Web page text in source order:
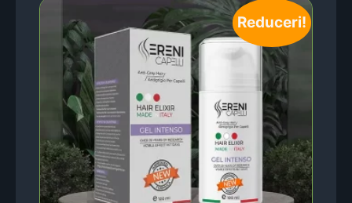
Reduceri!